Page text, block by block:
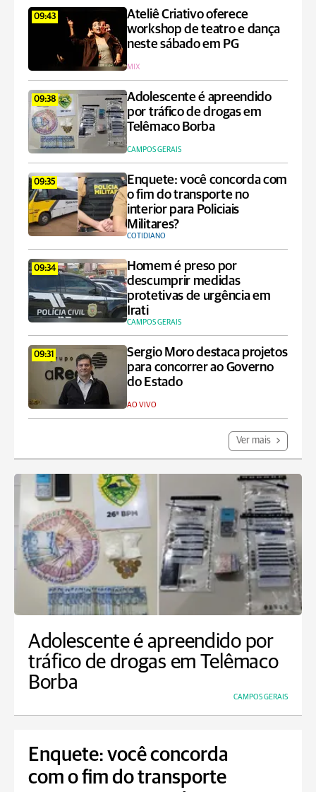
09:43
Ateliê Criativo oferece
workshop de teatro e dança
neste sábado em PG
MIX
09:38
Adolescente é apreendido
por tráfico de drogas em
Telêmaco Borba
CAMPOS GERAIS
09:35
Enquete: você concorda com
o fim do transporte no
interior para Policiais
Militares?
COTIDIANO
09:34
Homem é preso por
descumprir medidas
protetivas de urgência em
Irati
CAMPOS GERAIS
09:31
Sergio Moro destaca projetos
para concorrer ao Governo
do Estado
AO VIVO
Ver mais
Adolescente é apreendido por
tráfico de drogas em Telêmaco
Borba
CAMPOS GERAIS
Enquete: você concorda
com o fim do transporte